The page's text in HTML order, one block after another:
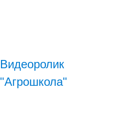
Видеоролик
"Агрошкола"